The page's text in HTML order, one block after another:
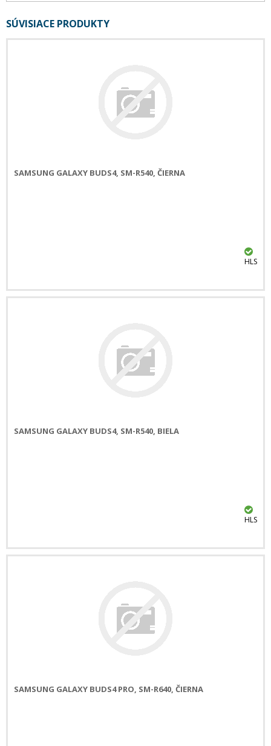
SÚVISIACE PRODUKTY
SAMSUNG GALAXY BUDS4, SM-R540, ČIERNA
HLS
SAMSUNG GALAXY BUDS4, SM-R540, BIELA
HLS
SAMSUNG GALAXY BUDS4 PRO, SM-R640, ČIERNA